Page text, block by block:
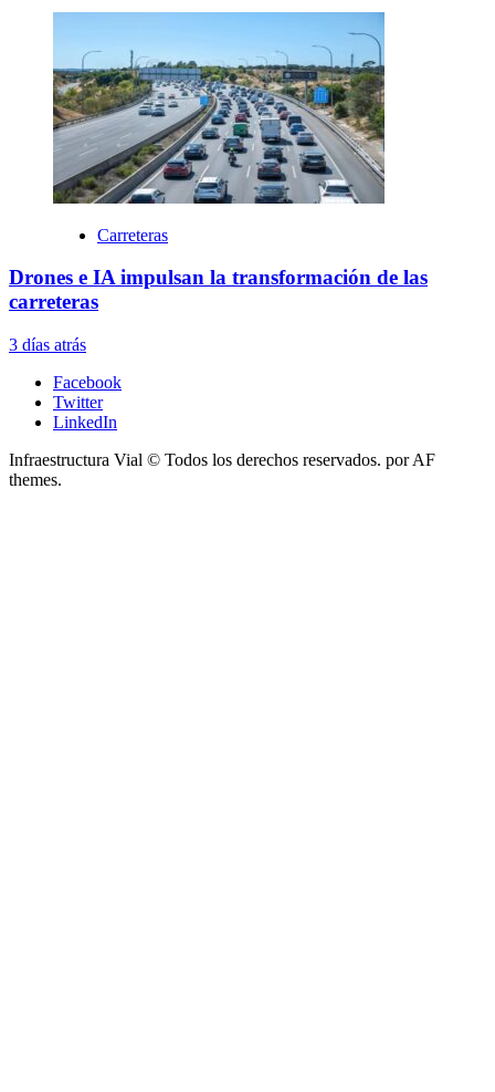
Carreteras
Drones e IA impulsan la transformación de las
carreteras
3 días atrás
Facebook
Twitter
LinkedIn
Infraestructura Vial © Todos los derechos reservados. por AF
themes.